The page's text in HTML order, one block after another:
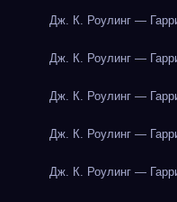
Дж. К. Роулинг —
Дж. К. Роулинг —
Дж. К. Роулинг —
Дж. К. Роулинг —
Дж. К. Роулинг —